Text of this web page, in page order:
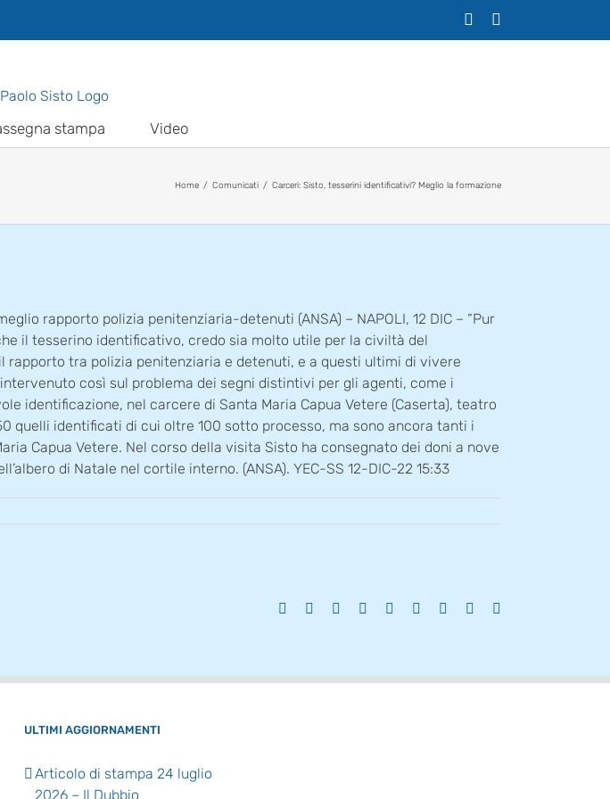
stampa Video
Home Comunicati Carceri: Sisto, tesserini identificativi? Meglio la formazione
rapporto polizia penitenziaria-detenuti (ANSA) – NAPOLI, 12 DIC – “Pur
il tesserino identificativo, credo sia molto utile per la civiltà del
tra polizia penitenziaria e detenuti, e a questi ultimi di vivere
così sul problema dei segni distintivi per gli agenti, come i
identificazione, nel carcere di Santa Maria Capua Vetere (Caserta), teatro
quelli identificati di cui oltre 100 sotto processo, ma sono ancora tanti i
Capua Vetere. Nel corso della visita Sisto ha consegnato dei doni a nove
di Natale nel cortile interno. (ANSA). YEC-SS 12-DIC-22 15:33
Facebook Reddit LinkedInWhatsApp
TumblrPinterest
ULTIMI AGGIORNAMENTI
Articolo di stampa 24 luglio
2026 – Il Dubbio